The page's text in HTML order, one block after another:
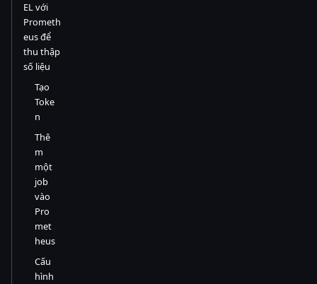
EL với
Prometh
eus để
thu thập
số liệu
Tạo
Toke
n
Thê
m
một
job
vào
Pro
met
heus
Cấu
hình